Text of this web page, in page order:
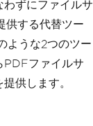
わずにファイルサ
供する代替ツー
ような2つのツー
PDFファイルサ
供します。